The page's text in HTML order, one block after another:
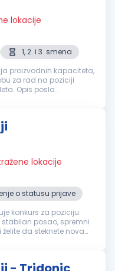
lokacije
1, 2. i 3. smena
proizvodnih kapaciteta,
za rad na poziciji
Opis posla
lokacije
o statusu prijave
konkurs za poziciju:
stabilan posao, spremni
da steknete nova